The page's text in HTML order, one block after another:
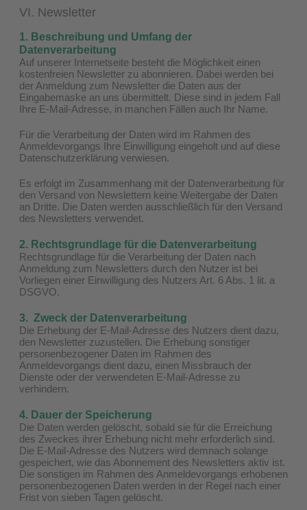
VI. Newsletter
1. Beschreibung und Umfang der
Datenverarbeitung
Auf unserer Internetseite besteht die Möglichkeit einen
kostenfreien Newsletter zu abonnieren. Dabei werden bei
der Anmeldung zum Newsletter die Daten aus der
Eingabemaske an uns übermittelt. Diese sind in jedem Fall
Ihre E-Mail-Adresse, in manchen Fällen auch Ihr Name.
Für die Verarbeitung der Daten wird im Rahmen des
Anmeldevorgangs Ihre Einwilligung eingeholt und auf diese
Datenschutzerklärung verwiesen.
Es erfolgt im Zusammenhang mit der Datenverarbeitung für
den Versand von Newslettern keine Weitergabe der Daten
an Dritte. Die Daten werden ausschließlich für den Versand
des Newsletters verwendet.
2. Rechtsgrundlage für die Datenverarbeitung
Rechtsgrundlage für die Verarbeitung der Daten nach
Anmeldung zum Newsletters durch den Nutzer ist bei
Vorliegen einer Einwilligung des Nutzers Art. 6 Abs. 1 lit. a
DSGVO.
3. Zweck der Datenverarbeitung
Die Erhebung der E-Mail-Adresse des Nutzers dient dazu,
den Newsletter zuzustellen. Die Erhebung sonstiger
personenbezogener Daten im Rahmen des
Anmeldevorgangs dient dazu, einen Missbrauch der
Dienste oder der verwendeten E-Mail-Adresse zu
verhindern.
4. Dauer der Speicherung
Die Daten werden gelöscht, sobald sie für die Erreichung
des Zweckes ihrer Erhebung nicht mehr erforderlich sind.
Die E-Mail-Adresse des Nutzers wird demnach solange
gespeichert, wie das Abonnement des Newsletters aktiv ist.
Die sonstigen im Rahmen des Anmeldevorgangs erhobenen
personenbezogenen Daten werden in der Regel nach einer
Frist von sieben Tagen gelöscht.